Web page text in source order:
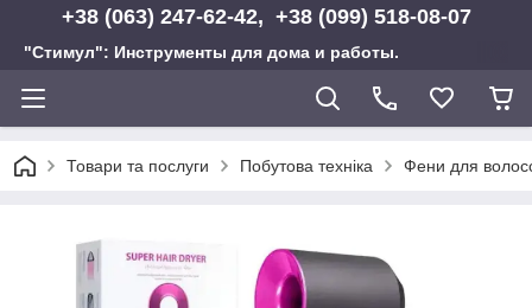
+38 (063) 247-62-42, +38 (099) 518-08-07
"Стимул": Инструменты для дома и работы.
Товари та послуги Побутова техніка Фени для